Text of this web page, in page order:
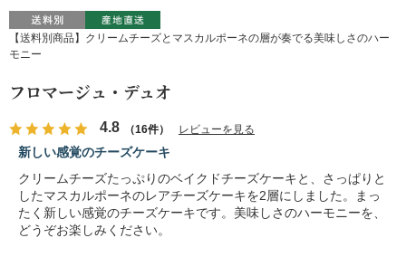
【送料別商品】クリームチーズとマスカルポーネの層が奏でる美味しさのハー
モニー
フロマージュ・デュオ
4.8 （16件） レビューを見る
新しい感覚のチーズケーキ
クリームチーズたっぷりのベイクドチーズケーキと、さっぱりと
したマスカルポーネのレアチーズケーキを2層にしました。まっ
たく新しい感覚のチーズケーキです。美味しさのハーモニーを、
どうぞお楽しみください。